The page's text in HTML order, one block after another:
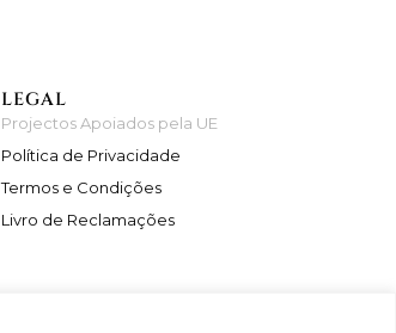
LEGAL
Projectos Apoiados pela UE
Política de Privacidade
Termos e Condições
Livro de Reclamações